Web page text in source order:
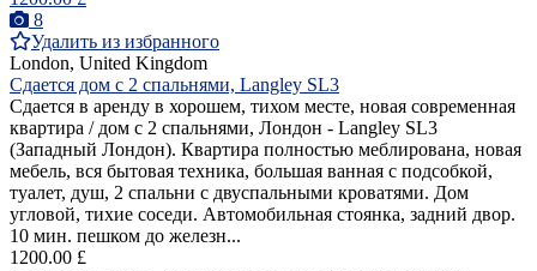
8
Удалить из избранного
London, United Kingdom
Сдается дом с 2 спальнями, Langley SL3
Сдается в аренду в хорошем, тихом месте, новая современная
квартира / дом с 2 спальнями, Лондон - Langley SL3
(Западный Лондон). Квартира полностью меблирована, новая
мебель, вся бытовая техника, большая ванная с подсобкой,
туалет, душ, 2 спальни с двуспальными кроватями. Дом
угловой, тихие соседи. Автомобильная стоянка, задний двор.
10 мин. пешком до железн...
1200.00 £